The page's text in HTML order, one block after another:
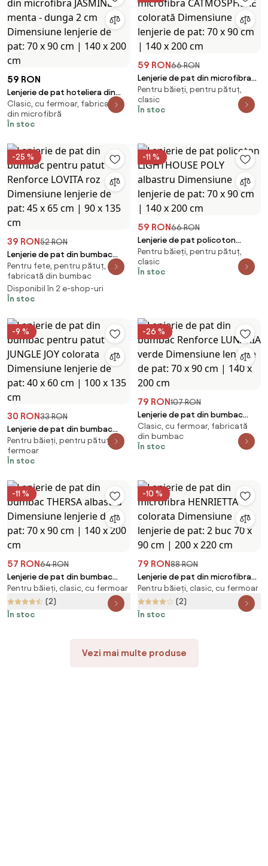
59 RON
Lenjerie de pat hoteliera din
microfibra JASMINE menta -
dunga 2 cm Dimensiune lenjerie
de pat: 70 x 90 cm | 140 x 200
Clasic, cu fermoar, fabricată
din microfibră
În stoc
59 RON66 RON
Lenjerie de pat din microfibra
CATMOSPHERE colorată
Dimensiune lenjerie de pat: 70 x
90 cm | 140 x 200 cm
Pentru băieți, pentru pătuț,
clasic
În stoc
-25 %
39 RON52 RON
Lenjerie de pat din bumbac
pentru patut Renforce LOVITA
roz Dimensiune lenjerie de pat:
45 x 65 cm | 90 x 135 cm
Pentru fete, pentru pătuț,
fabricată din bumbac
Disponibil în 2 e-shop-uri
În stoc
-11 %
59 RON66 RON
Lenjerie de pat policoton
LIGHTHOUSE POLY albastru
Dimensiune lenjerie de pat: 70 x
90 cm | 140 x 200 cm
Pentru băieți, pentru pătuț,
clasic
În stoc
-9 %
30 RON33 RON
Lenjerie de pat din bumbac
pentru patut JUNGLE JOY
colorata Dimensiune lenjerie de
pat: 40 x 60 cm | 100 x 135 cm
Pentru băieți, pentru pătuț, cu
fermoar
În stoc
-26 %
79 RON107 RON
Lenjerie de pat din bumbac
Renforce LUNARIA verde
Dimensiune lenjerie de pat: 70 x
90 cm | 140 x 200 cm
Clasic, cu fermoar, fabricată
din bumbac
În stoc
-11 %
57 RON64 RON
Lenjerie de pat din bumbac
THERSA albastru Dimensiune
lenjerie de pat: 70 x 90 cm | 140
x 200 cm
Pentru băieți, clasic, cu fermoar
(2)
În stoc
-10 %
79 RON88 RON
Lenjerie de pat din microfibra
HENRIETTA colorata Dimensiune
lenjerie de pat: 2 buc 70 x 90
cm | 200 x 220 cm
Pentru băieți, clasic, cu fermoar
(2)
În stoc
Vezi mai multe produse